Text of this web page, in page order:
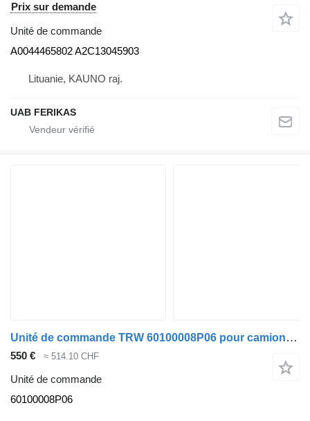
Prix sur demande
Unité de commande
A0044465802 A2C13045903
Lituanie, KAUNO raj.
UAB FERIKAS
Unité de commande TRW 60100008P06 pour camion Volvo FE300
550 € ≈ 514.10 CHF
Unité de commande
60100008P06